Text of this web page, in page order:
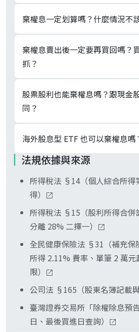
最遲在除權息交易日的前 1 個營
日）的收盤前賣出。台股交割採
收盤後股東名單即鎖定，跨過除
就無法回頭、股利照樣匯入帳戶
割完成日，與棄權息時點無關。
棄權息一定划算嗎？什麼情況不
不一定。要划算須同時滿足：省
費 2.11% 或合併計稅後的累進稅
稅 0.3% + 雙向手續費。單筆股
資族、零股族不會被扣補充保費
增交易成本；持有量大、單筆股
棄權息賣出後一定要再買回嗎？
抓？
視持股目的而定。長期看好該檔
後 1 至數個交易日內買回，賺取
抵掉股利損失；不看好填息者則
制度保證除權息後股價會跌：若
價，棄權息變成「賣低買高」。
股票股利也能棄權息嗎？跟現金
同？
可以，操作時點與現金股利相同
前賣出）。差別在計算：股票股
稅務與補充保費都按面額每股 10
3,000 股配股 = 30,000 元已過 2
發現金與股票股利時，補充保費
併扣取，棄權息的成本評估要把
海外股息型 ETF 也可以棄權息嗎
不能也不必。00646、00662、
ETF、本來就不配息，沒有棄權
外標的且配息的 ETF，配息屬境
法》§31 不扣補充保費，沒有省
會出現棄權息考量的是境內 ETF
00878 等）與個股。
法規依據與來源
所得稅法 §14（個人綜合所得
得）
所得稅法 §15（股利所得合併
分離 28% 二擇一）
全民健康保險法 §31（補充保
所得 2.11% 費率、單筆 2 萬
限）
公司法 §165（股東名簿記載與
臺灣證券交易所「除權除息預
日、最後買進日查詢）